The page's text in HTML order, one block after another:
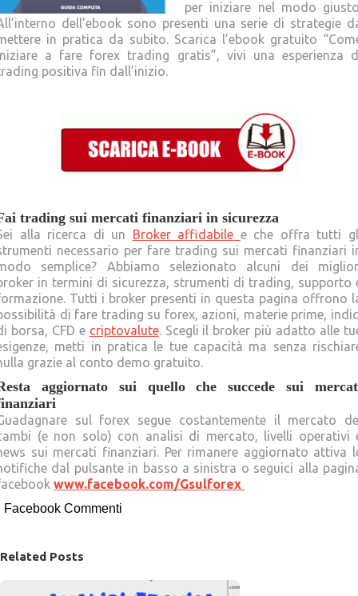
per iniziare nel modo
dell’ebook sono presenti una serie di strategie
in pratica da subito. Scarica l’ebook gratuito
a fare forex trading gratis”, vivi una esperienza
positiva fin dall’inizio.
trading sui mercati finanziari in sicurezza
alla ricerca di un Broker affidabile e che offra tutti
necessario per fare trading sui mercati finanziari
semplice? Abbiamo selezionato alcuni dei
in termini di sicurezza, strumenti di trading, supporto
Tutti i broker presenti in questa pagina offrono
di fare trading su forex, azioni, materie prime,
borsa, CFD e criptovalute. Scegli il broker più adatto alle
metti in pratica le tue capacità ma senza
grazie al conto demo gratuito.
aggiornato sui quello che succede sui
sul forex segue costantemente il mercato
(e non solo) con analisi di mercato, livelli operativi
sui mercati finanziari. Per rimanere aggiornato attiva
dal pulsante in basso a sinistra o seguici alla
www.facebook.com/Gsulforex
Facebook Commenti
Related Posts